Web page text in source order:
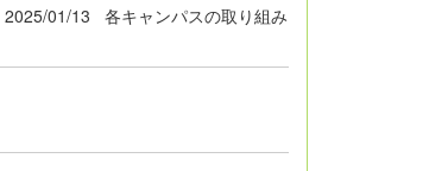
2025/01/13 各キャンパスの取り組み